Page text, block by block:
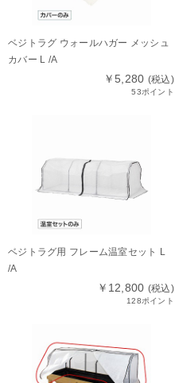
ベジトラグ ウォールハガー メッシュ
カバー L /A
￥5,280 (税込)
53ポイント
ベジトラグ用 フレーム温室セット L
/A
￥12,800 (税込)
128ポイント